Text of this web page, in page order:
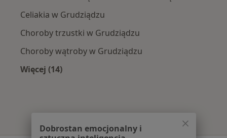
Celiakia w Grudziądzu
Choroby trzustki w Grudziądzu
Choroby wątroby w Grudziądzu
Więcej (14)
Dobrostan emocjonalny i